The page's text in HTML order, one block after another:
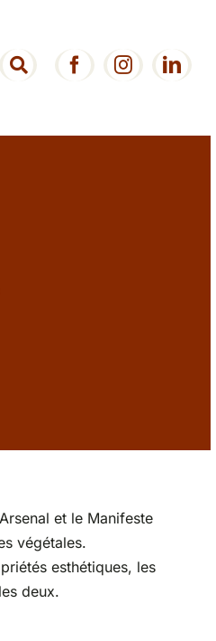
et le Manifeste
végétales.
esthétiques, les
deux.